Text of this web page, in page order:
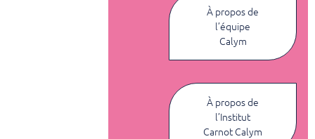
À propos de
l’équipe
Calym
À propos de
l’Institut
Carnot Calym